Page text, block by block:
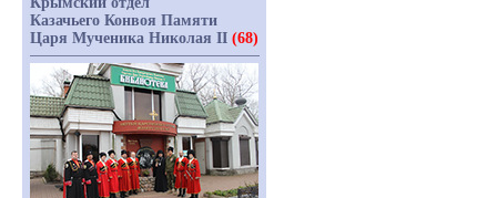
Казачьего Конвоя Памяти
Царя Мученика Николая II (68)